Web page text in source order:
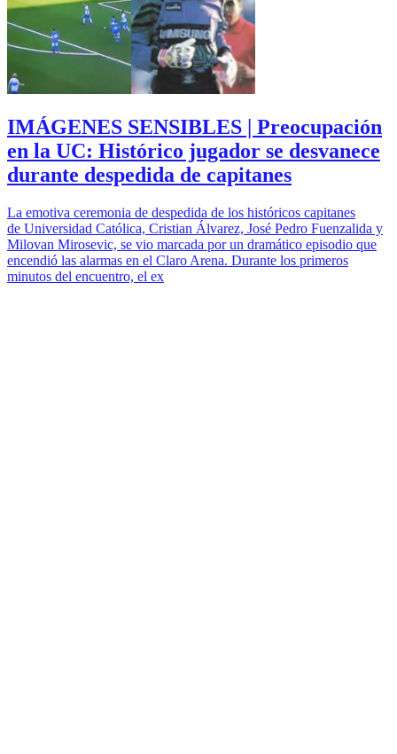
IMÁGENES SENSIBLES | Preocupación
en la UC: Histórico jugador se desvanece
durante despedida de capitanes
La emotiva ceremonia de despedida de los históricos capitanes
de Universidad Católica, Cristian Álvarez, José Pedro Fuenzalida y
Milovan Mirosevic, se vio marcada por un dramático episodio que
encendió las alarmas en el Claro Arena. Durante los primeros
minutos del encuentro, el ex